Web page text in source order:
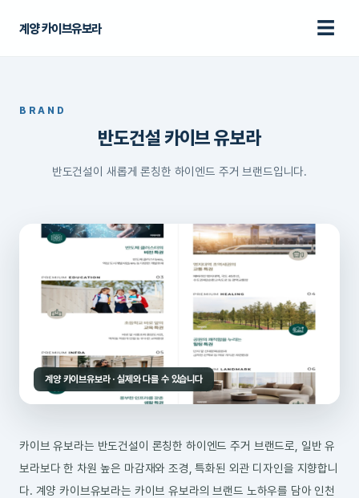
계양 카이브유보라 ☰
BRAND
반도건설 카이브 유보라
반도건설이 새롭게 론칭한 하이엔드 주거 브랜드입니다.
계양 카이브유보라 · 실제와 다를 수 있습니다
카이브 유보라는 반도건설이 론칭한 하이엔드 주거 브랜드로, 일반 유
보라보다 한 차원 높은 마감재와 조경, 특화된 외관 디자인을 지향합니
다. 계양 카이브유보라는 카이브 유보라의 브랜드 노하우를 담아 인천